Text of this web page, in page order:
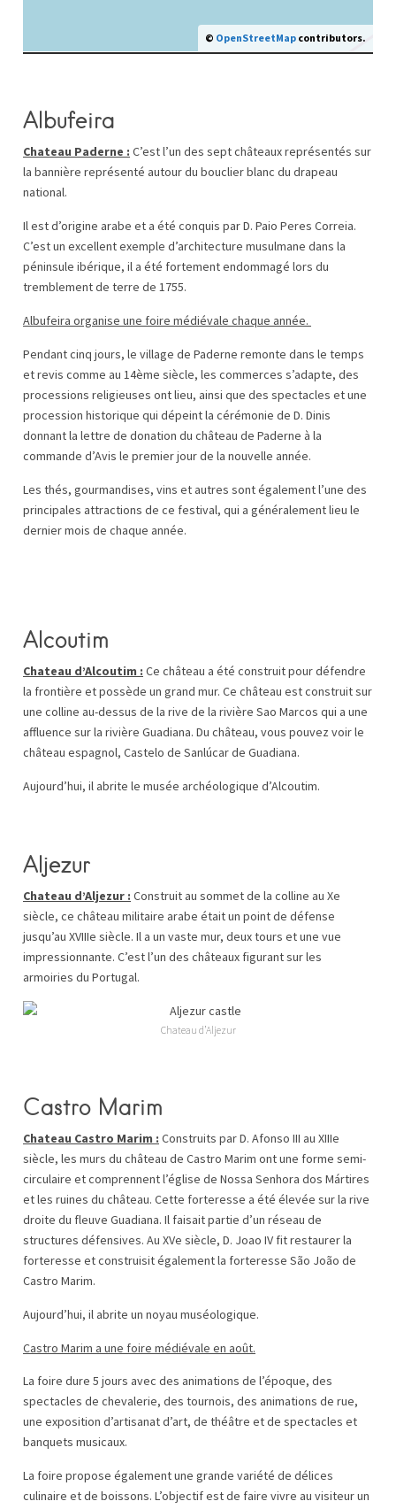
© OpenStreetMap contributors.
Albufeira
Chateau Paderne : C’est l’un des sept châteaux représentés sur
la bannière représenté autour du bouclier blanc du drapeau
national.
Il est d’origine arabe et a été conquis par D. Paio Peres Correia.
C’est un excellent exemple d’architecture musulmane dans la
péninsule ibérique, il a été fortement endommagé lors du
tremblement de terre de 1755.
Albufeira organise une foire médiévale chaque année.
Pendant cinq jours, le village de Paderne remonte dans le temps
et revis comme au 14ème siècle, les commerces s’adapte, des
processions religieuses ont lieu, ainsi que des spectacles et une
procession historique qui dépeint la cérémonie de D. Dinis
donnant la lettre de donation du château de Paderne à la
commande d’Avis le premier jour de la nouvelle année.
Les thés, gourmandises, vins et autres sont également l’une des
principales attractions de ce festival, qui a généralement lieu le
dernier mois de chaque année.
Alcoutim
Chateau d’Alcoutim : Ce château a été construit pour défendre
la frontière et possède un grand mur. Ce château est construit sur
une colline au-dessus de la rive de la rivière Sao Marcos qui a une
affluence sur la rivière Guadiana. Du château, vous pouvez voir le
château espagnol, Castelo de Sanlúcar de Guadiana.
Aujourd’hui, il abrite le musée archéologique d’Alcoutim.
Aljezur
Chateau d’Aljezur : Construit au sommet de la colline au Xe
siècle, ce château militaire arabe était un point de défense
jusqu’au XVIIIe siècle. Il a un vaste mur, deux tours et une vue
impressionnante. C’est l’un des châteaux figurant sur les
armoiries du Portugal.
Chateau d’Aljezur
Castro Marim
Chateau Castro Marim : Construits par D. Afonso III au XIIIe
siècle, les murs du château de Castro Marim ont une forme semi-
circulaire et comprennent l’église de Nossa Senhora dos Mártires
et les ruines du château. Cette forteresse a été élevée sur la rive
droite du fleuve Guadiana. Il faisait partie d’un réseau de
structures défensives. Au XVe siècle, D. Joao IV fit restaurer la
forteresse et construisit également la forteresse São João de
Castro Marim.
Aujourd’hui, il abrite un noyau muséologique.
Castro Marim a une foire médiévale en août.
La foire dure 5 jours avec des animations de l’époque, des
spectacles de chevalerie, des tournois, des animations de rue,
une exposition d’artisanat d’art, de théâtre et de spectacles et
banquets musicaux.
La foire propose également une grande variété de délices
culinaire et de boissons. L’objectif est de faire vivre au visiteur un